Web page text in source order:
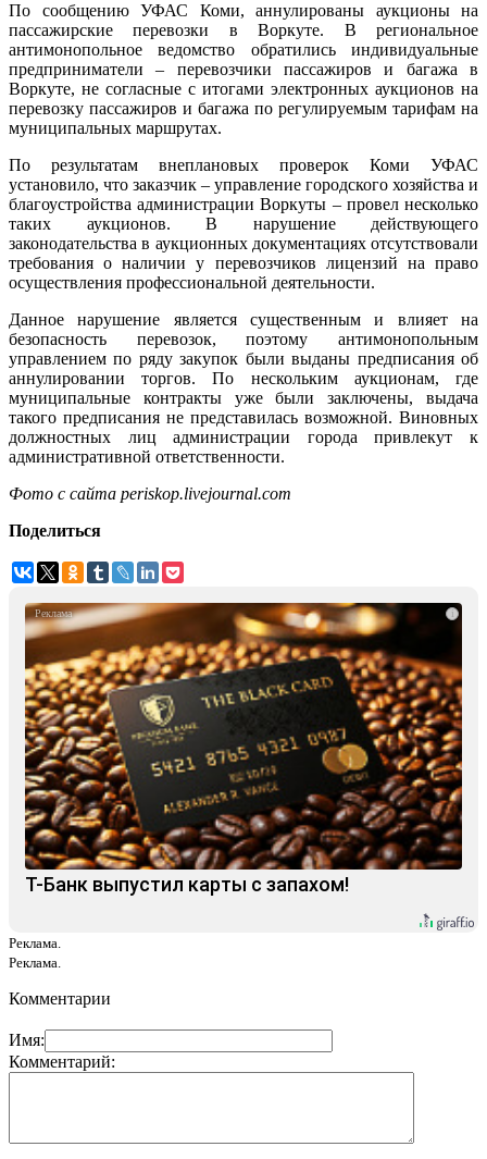
По сообщению УФАС Коми, аннулированы аукционы на
пассажирские перевозки в Воркуте. В региональное
антимонопольное ведомство обратились индивидуальные
предприниматели – перевозчики пассажиров и багажа в
Воркуте, не согласные с итогами электронных аукционов на
перевозку пассажиров и багажа по регулируемым тарифам на
муниципальных маршрутах.
По результатам внеплановых проверок Коми УФАС
установило, что заказчик – управление городского хозяйства и
благоустройства администрации Воркуты – провел несколько
таких аукционов. В нарушение действующего
законодательства в аукционных документациях отсутствовали
требования о наличии у перевозчиков лицензий на право
осуществления профессиональной деятельности.
Данное нарушение является существенным и влияет на
безопасность перевозок, поэтому антимонопольным
управлением по ряду закупок были выданы предписания об
аннулировании торгов. По нескольким аукционам, где
муниципальные контракты уже были заключены, выдача
такого предписания не представилась возможной. Виновных
должностных лиц администрации города привлекут к
административной ответственности.
Фото с сайта periskop.livejournal.com
Поделиться
i
Т-Банк выпустил карты с запахом!
Реклама.
Реклама.
Комментарии
Имя:
Комментарий: